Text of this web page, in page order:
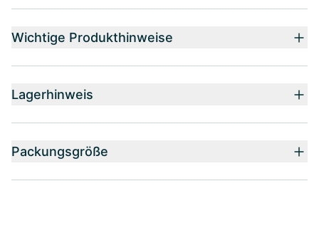
Wichtige Produkthinweise
Lagerhinweis
Packungsgröße